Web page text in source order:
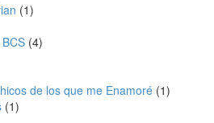
(1)
(4)
de los que me Enamoré (1)
(1)